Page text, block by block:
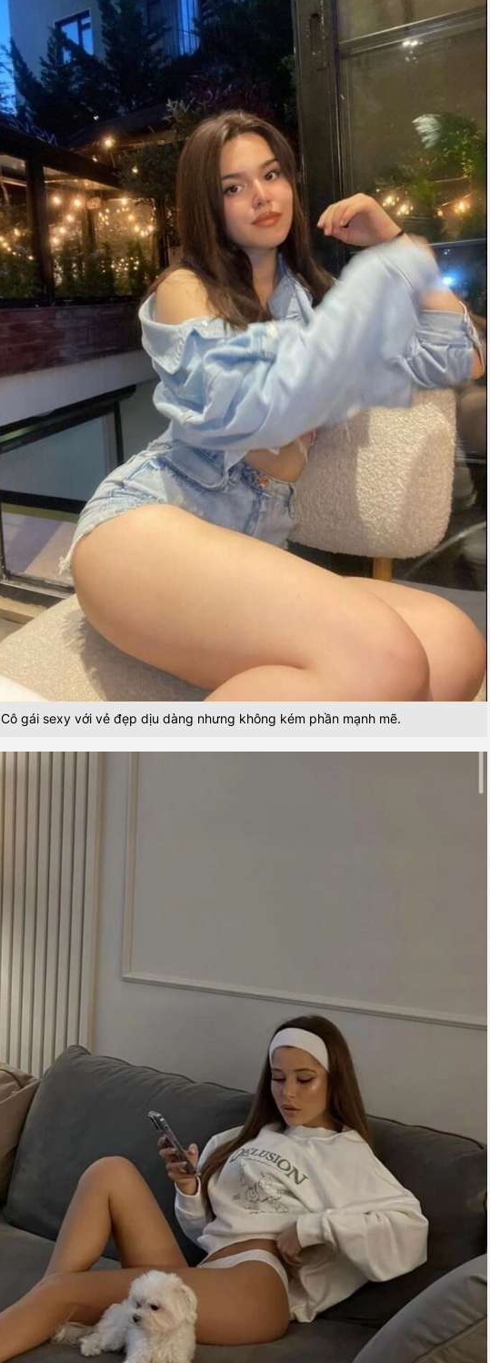
Cô gái sexy với vẻ đẹp dịu dàng nhưng không kém phần mạnh mẽ.